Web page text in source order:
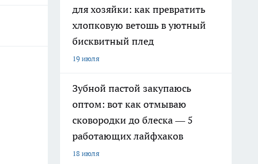
для хозяйки: как превратить
хлопковую ветошь в уютный
бисквитный плед
19 июля
Зубной пастой закупаюсь
оптом: вот как отмываю
сковородки до блеска — 5
работающих лайфхаков
18 июля